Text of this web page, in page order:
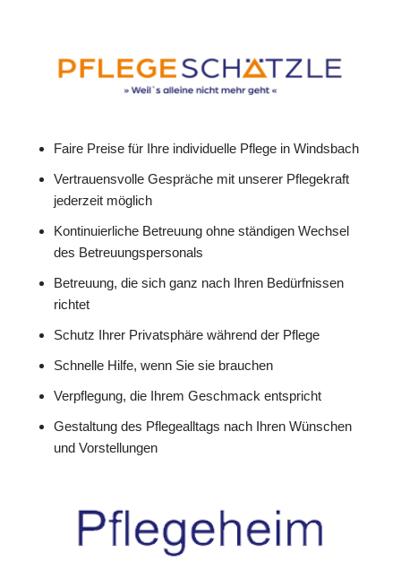
Faire Preise für Ihre individuelle Pflege in Windsbach
Vertrauensvolle Gespräche mit unserer Pflegekraft
jederzeit möglich
Kontinuierliche Betreuung ohne ständigen Wechsel
des Betreuungspersonals
Betreuung, die sich ganz nach Ihren Bedürfnissen
richtet
Schutz Ihrer Privatsphäre während der Pflege
Schnelle Hilfe, wenn Sie sie brauchen
Verpflegung, die Ihrem Geschmack entspricht
Gestaltung des Pflegealltags nach Ihren Wünschen
und Vorstellungen